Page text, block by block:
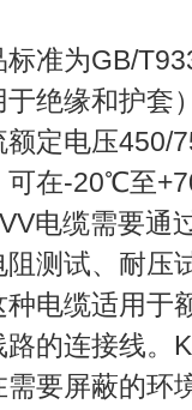
标准为GB/
于绝缘和护套
额定电压450/
可在-20℃至+7
V电缆需要通
测试、耐压
种电缆适用于
的连接线。
需要屏蔽的环